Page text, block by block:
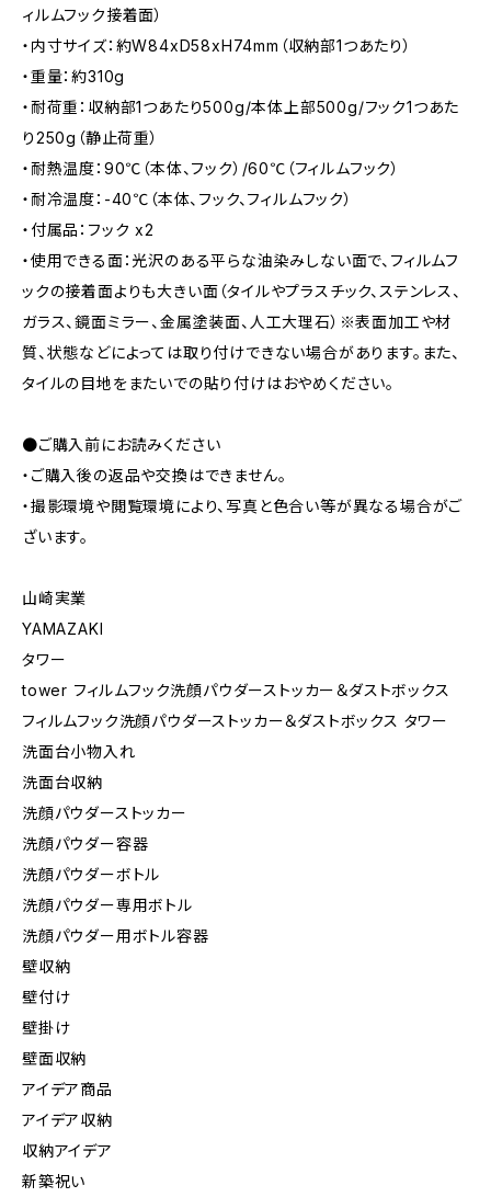
ィルムフック接着面）
・内寸サイズ：約W84xD58xH74mm（収納部1つあたり）
・重量：約310g
・耐荷重：収納部1つあたり500g/本体上部500g/フック1つあた
り250g（静止荷重）
・耐熱温度：90℃（本体、フック）/60℃（フィルムフック）
・耐冷温度：-40℃（本体、フック、フィルムフック）
・付属品：フック x2
・使用できる面：光沢のある平らな油染みしない面で、フィルムフ
ックの接着面よりも大きい面（タイルやプラスチック、ステンレス、
ガラス、鏡面ミラー、金属塗装面、人工大理石）※表面加工や材
質、状態などによっては取り付けできない場合があります。また、
タイルの目地をまたいでの貼り付けはおやめください。
●ご購入前にお読みください
・ご購入後の返品や交換はできません。
・撮影環境や閲覧環境により、写真と色合い等が異なる場合がご
ざいます。
山崎実業
YAMAZAKI
タワー
tower フィルムフック洗顔パウダーストッカー＆ダストボックス
フィルムフック洗顔パウダーストッカー＆ダストボックス タワー
洗面台小物入れ
洗面台収納
洗顔パウダーストッカー
洗顔パウダー容器
洗顔パウダーボトル
洗顔パウダー専用ボトル
洗顔パウダー用ボトル容器
壁収納
壁付け
壁掛け
壁面収納
アイデア商品
アイデア収納
収納アイデア
新築祝い